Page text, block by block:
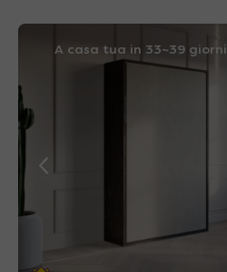
A casa tua in 33~39 giorni